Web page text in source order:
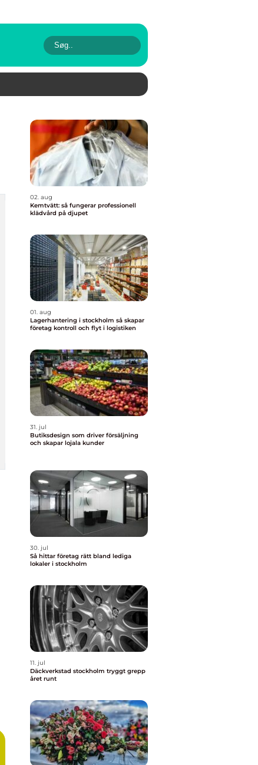
02. aug
Kemtvätt: så fungerar professionell
klädvård på djupet
01. aug
Lagerhantering i stockholm så skapar
företag kontroll och flyt i logistiken
31. jul
Butiksdesign som driver försäljning
och skapar lojala kunder
30. jul
Så hittar företag rätt bland lediga
lokaler i stockholm
11. jul
Däckverkstad stockholm tryggt grepp
året runt